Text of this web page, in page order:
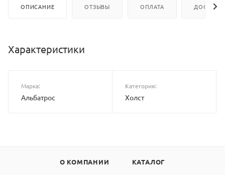
ОПИСАНИЕ ОТЗЫВЫ ОПЛАТА
Характеристики
Марка:
Альбатрос
Категория:
Холст
О КОМПАНИИ КАТАЛОГ